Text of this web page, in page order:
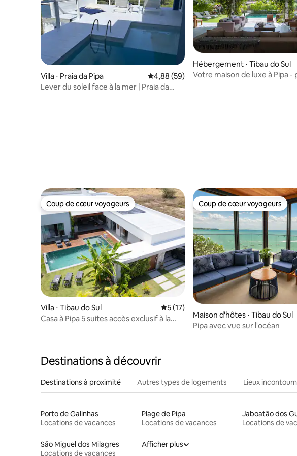
Villa ⋅ Praia da Pipa Évaluation moyenne sur la base de 59
4,88 (59)
Lever du soleil face à la mer | Praia da
Hébergement ⋅ Tibau do Sul
Votre maison de luxe à Pipa -
Coup de cœur voyageurs
Coup de cœur voyageurs
Villa ⋅ Tibau do Sul Évaluation moyenne sur la base de 17
5 (17)
Casa à Pipa 5 suites accès exclusif à la
Coup de cœur voyageurs
Coup de cœur voyageurs
Maison d'hôtes ⋅ Tibau do Sul
Pipa avec vue sur l'océan
Destinations à découvrir
Destinations à proximité Autres types de logements Lieux
Porto de Galinhas
Locations de vacances
Plage de Pipa
Locations de vacances
Jaboatão dos
Locations de
São Miguel dos Milagres
Locations de vacances
Afficher plus